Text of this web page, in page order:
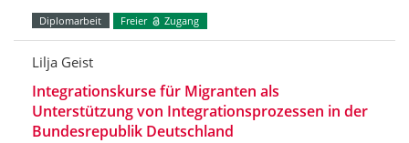
Diplomarbeit Freier Zugang
Lilja Geist
Integrationskurse für Migranten als
Unterstützung von Integrationsprozessen in der
Bundesrepublik Deutschland